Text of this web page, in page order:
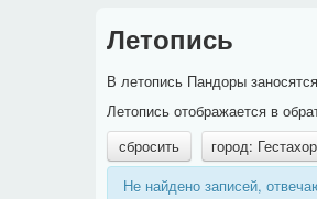
Летопись
В летопись Пандоры
Летопись отображается в
сбросить
город: Гестахор
Не найдено записей,